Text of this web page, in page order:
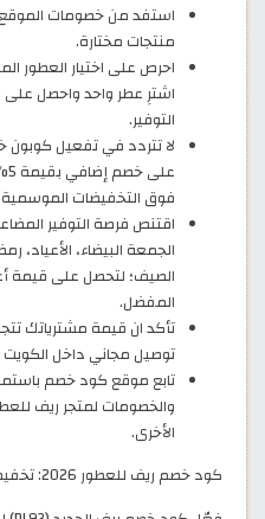
منتجات مختارة.
احرص على اختيار العطور
التوفير.
لا تتردد في تفعيل كوبون
فوق التخفيضات الموسمية
اقتنص فرصة التوفير
الجمعة البيضاء، الأعياد،
الصيف؛ لتحصل على قيمة
المفضل.
توصيل مجاني داخل
تابع موقع كود خصم
والخصومات لمتجر ريف
الأخرى.
كود خصم ريف للعطور 2026: تخفيض 5% فوري على جميع المنتجات